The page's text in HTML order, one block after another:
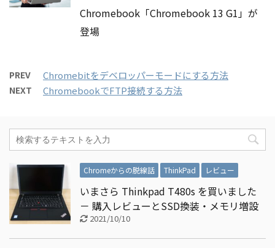
Chromebook「Chromebook 13 G1」が
登場
PREV Chromebitをデベロッパーモードにする方法
NEXT ChromebookでFTP接続する方法
Chromeからの脱線話 ThinkPad レビュー
いまさら Thinkpad T480s を買いました
－ 購入レビューとSSD換装・メモリ増設
2021/10/10